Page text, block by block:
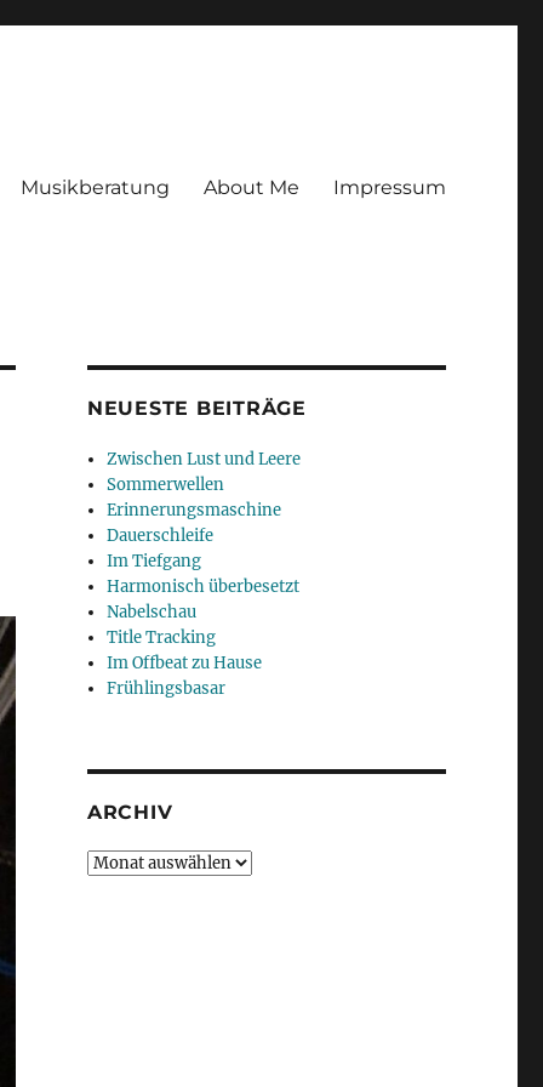
Musikberatung About Me Impressum
NEUESTE BEITRÄGE
Zwischen Lust und Leere
Sommerwellen
Erinnerungsmaschine
Dauerschleife
Im Tiefgang
Harmonisch überbesetzt
Nabelschau
Title Tracking
Im Offbeat zu Hause
Frühlingsbasar
ARCHIV
Archiv